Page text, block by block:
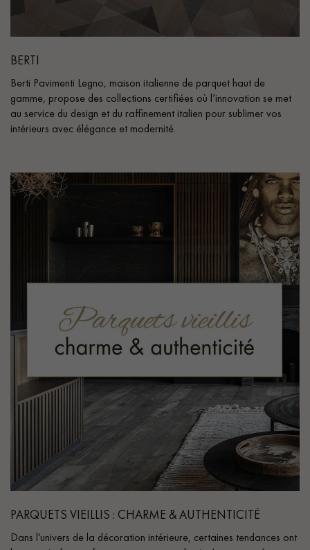
BERTI
Berti Pavimenti Legno, maison italienne de parquet haut de
gamme, propose des collections certifiées où l’innovation se met
au service du design et du raffinement italien pour sublimer vos
intérieurs avec élégance et modernité.
PARQUETS VIEILLIS : CHARME & AUTHENTICITÉ
Dans l'univers de la décoration intérieure, certaines tendances ont